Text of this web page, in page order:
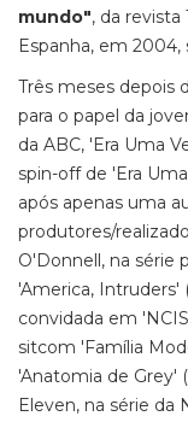
mundo", da
Espanha, em
Três meses depois
para o papel da
da ABC, 'Era Uma
spin-off de 'Era
após apenas uma
produtores/
O'Donnell, na série
'America, Intruders'
convidada em
sitcom 'Família
'Anatomia de Grey'
Eleven, na série da